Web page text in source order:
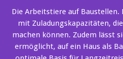
Die Arbeitstiere auf Baustellen.
mit Zuladungskapazitäten,
machen können. Zudem lässt
ermöglicht, auf ein Haus als